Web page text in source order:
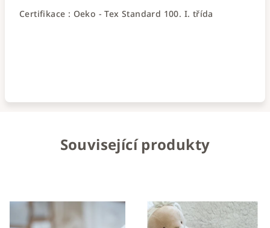
Certifikace : Oeko - Tex Standard 100. I. třída
Související produkty